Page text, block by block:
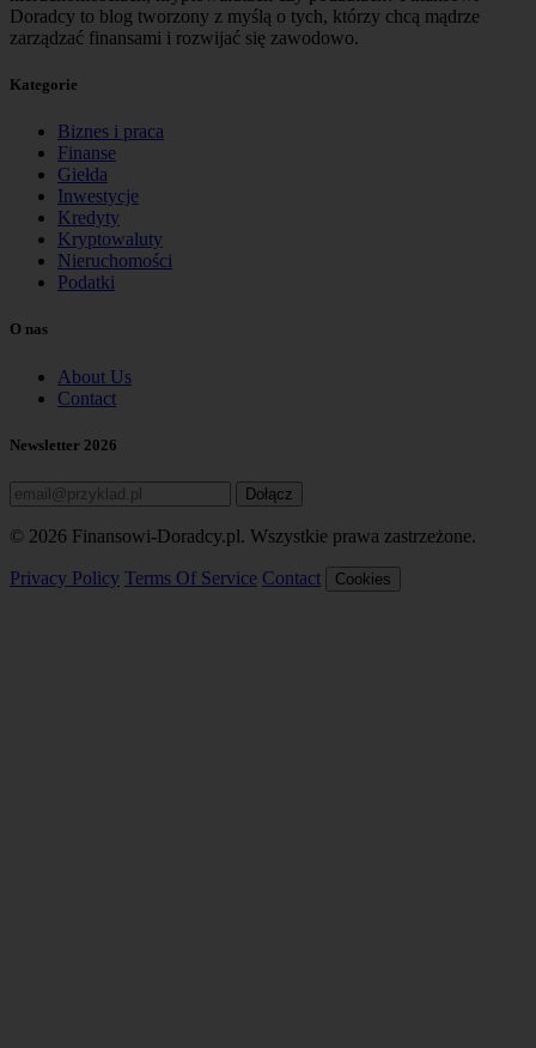
Doradcy to blog tworzony z myślą o tych, którzy chcą mądrze
zarządzać finansami i rozwijać się zawodowo.
Kategorie
Biznes i praca
Finanse
Giełda
Inwestycje
Kredyty
Kryptowaluty
Nieruchomości
Podatki
O nas
About Us
Contact
Newsletter 2026
Dołącz
© 2026 Finansowi-Doradcy.pl. Wszystkie prawa zastrzeżone.
Privacy Policy Terms Of Service Contact Cookies